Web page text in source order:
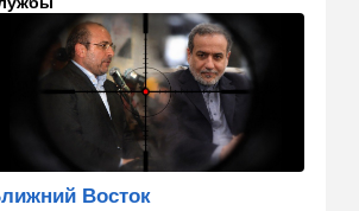
Израиль
Не террорист, а угонщик:
спасаясь от погони, вор
вызвал переполох в поселке
В мире
Восток